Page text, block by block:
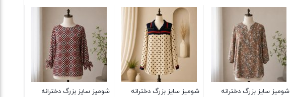
شومیز سایز بزرگ دخترانه
شومیز سایز بزرگ دخترانه
شومیز سایز بزرگ دخترانه